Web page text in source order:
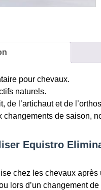
pour chevaux.
naturels.
de l’artichaut et de
changements de saison,
Equistro
chez les chevaux
lors d’un changement